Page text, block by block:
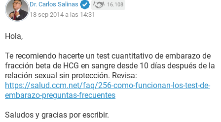
Dr. Carlos Salinas 16.108
18 sep 2014 a las 14:31
Hola,
Te recomiendo hacerte un test cuantitativo de embarazo de
fracción beta de HCG en sangre desde 10 días después de la
relación sexual sin protección. Revisa:
https://salud.ccm.net/faq/256-como-funcionan-los-test-de-
embarazo-preguntas-frecuentes
Saludos y gracias por escribir.